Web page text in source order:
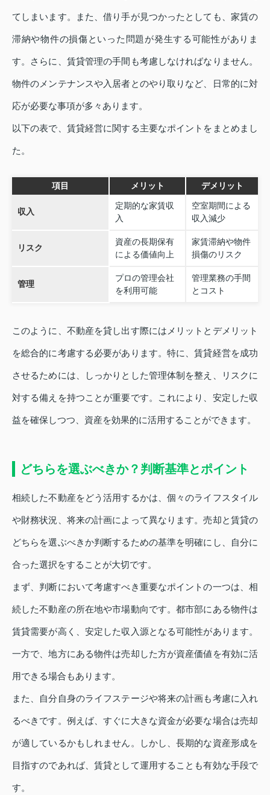
てしまいます。また、借り手が見つかったとしても、家賃の
滞納や物件の損傷といった問題が発生する可能性がありま
す。さらに、賃貸管理の手間も考慮しなければなりません。
物件のメンテナンスや入居者とのやり取りなど、日常的に対
応が必要な事項が多々あります。
以下の表で、賃貸経営に関する主要なポイントをまとめまし
た。
項目 メリット デメリット
収入
定期的な家賃収
入
空室期間による
収入減少
リスク
資産の長期保有
による価値向上
家賃滞納や物件
損傷のリスク
管理
プロの管理会社
を利用可能
管理業務の手間
とコスト
このように、不動産を貸し出す際にはメリットとデメリット
を総合的に考慮する必要があります。特に、賃貸経営を成功
させるためには、しっかりとした管理体制を整え、リスクに
対する備えを持つことが重要です。これにより、安定した収
益を確保しつつ、資産を効果的に活用することができます。
どちらを選ぶべきか？判断基準とポイント
相続した不動産をどう活用するかは、個々のライフスタイル
や財務状況、将来の計画によって異なります。売却と賃貸の
どちらを選ぶべきか判断するための基準を明確にし、自分に
合った選択をすることが大切です。
まず、判断において考慮すべき重要なポイントの一つは、相
続した不動産の所在地や市場動向です。都市部にある物件は
賃貸需要が高く、安定した収入源となる可能性があります。
一方で、地方にある物件は売却した方が資産価値を有効に活
用できる場合もあります。
また、自分自身のライフステージや将来の計画も考慮に入れ
るべきです。例えば、すぐに大きな資金が必要な場合は売却
が適しているかもしれません。しかし、長期的な資産形成を
目指すのであれば、賃貸として運用することも有効な手段で
す。